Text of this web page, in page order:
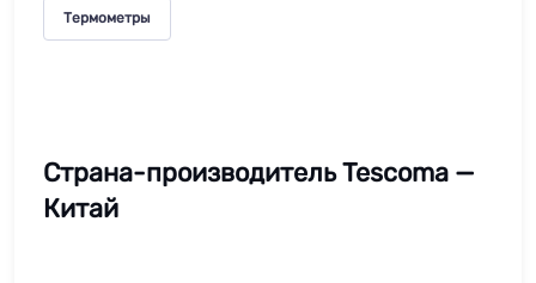
Термометры
Страна-производитель Tescoma —
Китай